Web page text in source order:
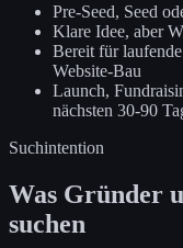
Pre-Seed, Seed
Klare Idee, aber
Bereit für
Website-Bau
Launch,
nächsten 30-90
Suchintention
Was Gründer
suchen